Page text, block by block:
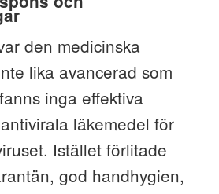
den medicinska
lika avancerad som
inga effektiva
läkemedel för
Istället förlitade
god handhygien,